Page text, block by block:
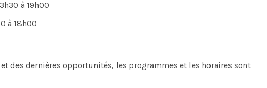
à 19h00
à 18h00
des dernières opportunités, les programmes et les horaires sont